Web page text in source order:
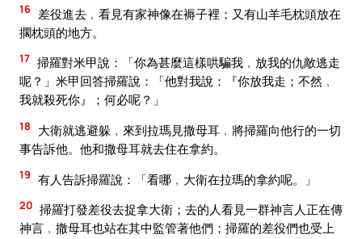
16 差役進去﹐看見有家神像在褥子裡；又有山羊毛枕頭放在
擱枕頭的地方。
17 掃羅對米甲說：「你為甚麼這樣哄騙我﹐放我的仇敵逃走
呢？」米甲回答掃羅說：「他對我說：『你放我走；不然﹐
我就殺死你』；何必呢？」
18
大衛就逃避躲﹐來到拉瑪見撒母耳﹐將掃羅向他行的一切
事告訴他。他和撒母耳就去住在拿約。
19 有人告訴掃羅說：「看哪﹐大衛在拉瑪的拿約呢。」
20 掃羅打發差役去捉拿大衛；去的人看見一群神言人正在傳
神言﹐撒母耳也站在其中監管著他們；掃羅的差役們也受上